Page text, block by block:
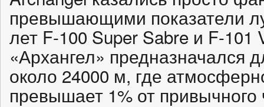
превышающими показатели
лет F-100 Super Sabre и F-
«Архангел» предназначался
около 24000 м, где
превышает 1% от привычного